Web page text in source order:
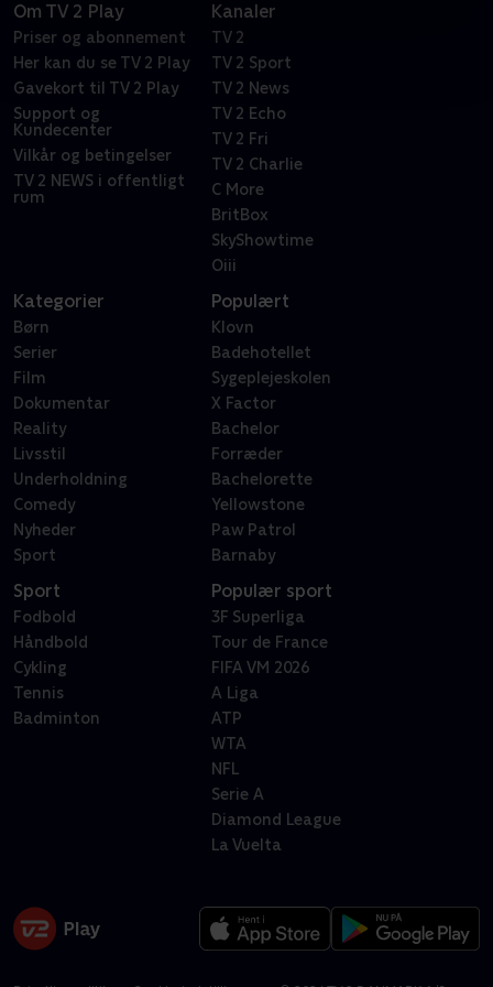
Om TV 2 Play
Priser og abonnement
Her kan du se TV 2 Play
Gavekort til TV 2 Play
Support og
Kundecenter
Vilkår og betingelser
TV 2 NEWS i offentligt
rum
Kanaler
TV 2
TV 2 Sport
TV 2 News
TV 2 Echo
TV 2 Fri
TV 2 Charlie
C More
BritBox
SkyShowtime
Oiii
Kategorier
Børn
Serier
Film
Dokumentar
Reality
Livsstil
Underholdning
Comedy
Nyheder
Sport
Populært
Klovn
Badehotellet
Sygeplejeskolen
X Factor
Bachelor
Forræder
Bachelorette
Yellowstone
Paw Patrol
Barnaby
Sport
Fodbold
Håndbold
Cykling
Tennis
Badminton
Populær sport
3F Superliga
Tour de France
FIFA VM 2026
A Liga
ATP
WTA
NFL
Serie A
Diamond League
La Vuelta